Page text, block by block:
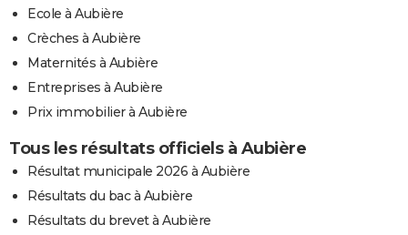
Ecole à Aubière
Crèches à Aubière
Maternités à Aubière
Entreprises à Aubière
Prix immobilier à Aubière
Tous les résultats officiels à Aubière
Résultat municipale 2026 à Aubière
Résultats du bac à Aubière
Résultats du brevet à Aubière